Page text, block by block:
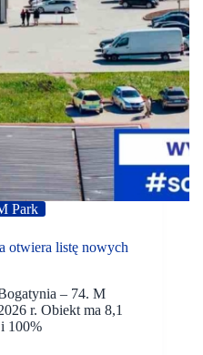
Park
otwiera listę nowych
– 74. M
r. Obiekt ma 8,1
100%